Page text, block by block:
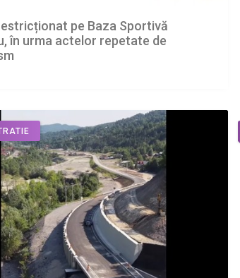
pe Baza Sportivă
în urma actelor repetate de